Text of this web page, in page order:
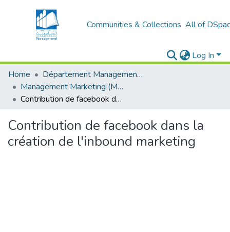
Communities & Collections All of
Log In
Home
Département Management et Entrepreneuriat
Management Marketing (MM)
Contribution de facebook dans la création de l'inbound marketing
Contribution de facebook dans la
création de l'inbound marketing